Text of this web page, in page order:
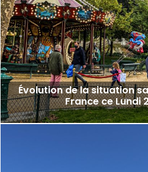
Évolution de la situation
France ce Lundi